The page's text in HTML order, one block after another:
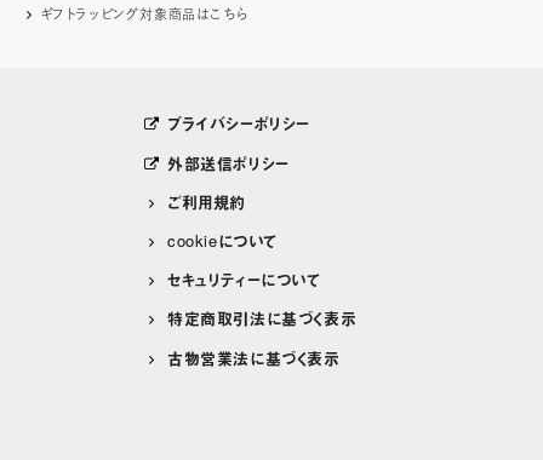
ギフトラッピング対象商品はこちら
プライバシーポリシー
外部送信ポリシー
ご利用規約
cookieについて
セキュリティーについて
特定商取引法に基づく表示
古物営業法に基づく表示